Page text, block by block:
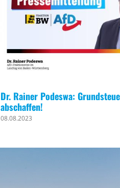
Dr. Rainer Podeswa:
abschaffen!
08.08.2023